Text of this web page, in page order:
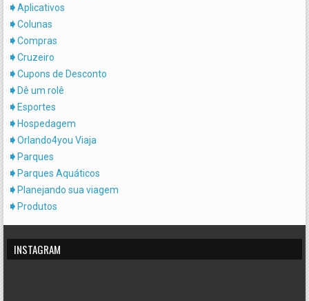
Aplicativos
Colunas
Compras
Cruzeiro
Cupons de Desconto
Dê um rolê
Esportes
Hospedagem
Orlando4you Viaja
Parques
Parques Aquáticos
Planejando sua viagem
Produtos
INSTAGRAM